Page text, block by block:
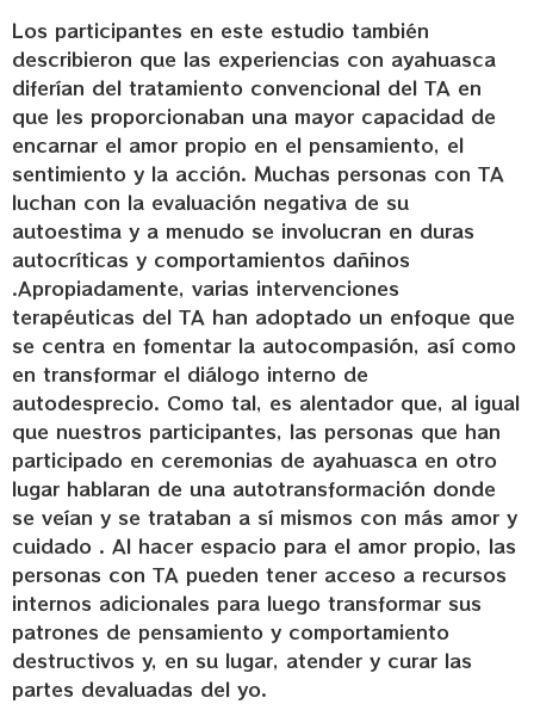
Los participantes en este estudio también
describieron que las experiencias con ayahuasca
diferían del tratamiento convencional del TA en
que les proporcionaban una mayor capacidad de
encarnar el amor propio en el pensamiento, el
sentimiento y la acción. Muchas personas con TA
luchan con la evaluación negativa de su
autoestima y a menudo se involucran en duras
autocríticas y comportamientos dañinos
.Apropiadamente, varias intervenciones
terapéuticas del TA han adoptado un enfoque que
se centra en fomentar la autocompasión, así como
en transformar el diálogo interno de
autodesprecio. Como tal, es alentador que, al igual
que nuestros participantes, las personas que han
participado en ceremonias de ayahuasca en otro
lugar hablaran de una autotransformación donde
se veían y se trataban a sí mismos con más amor y
cuidado . Al hacer espacio para el amor propio, las
personas con TA pueden tener acceso a recursos
internos adicionales para luego transformar sus
patrones de pensamiento y comportamiento
destructivos y, en su lugar, atender y curar las
partes devaluadas del yo.